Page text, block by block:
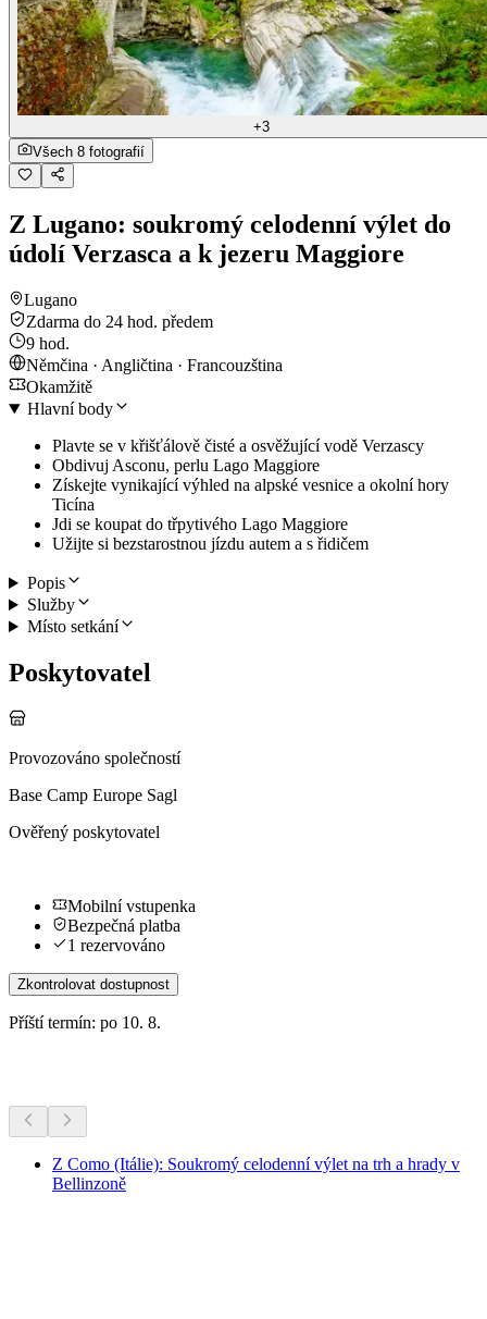
+3
Všech 8 fotografií
Z Lugano: soukromý celodenní výlet do
údolí Verzasca a k jezeru Maggiore
Lugano
Zdarma do 24 hod. předem
9 hod.
Němčina · Angličtina · Francouzština
Okamžitě
Hlavní body
Plavte se v křišťálově čisté a osvěžující vodě Verzascy
Obdivuj Asconu, perlu Lago Maggiore
Získejte vynikající výhled na alpské vesnice a okolní hory
Ticína
Jdi se koupat do třpytivého Lago Maggiore
Užijte si bezstarostnou jízdu autem a s řidičem
Popis
Služby
Místo setkání
Poskytovatel
Provozováno společností
Base Camp Europe Sagl
Ověřený poskytovatel
Mobilní vstupenka
Bezpečná platba
1 rezervováno
Zkontrolovat dostupnost
Příští termín: po 10. 8.
Z Como (Itálie): Soukromý celodenní výlet na trh a hrady v
Bellinzoně